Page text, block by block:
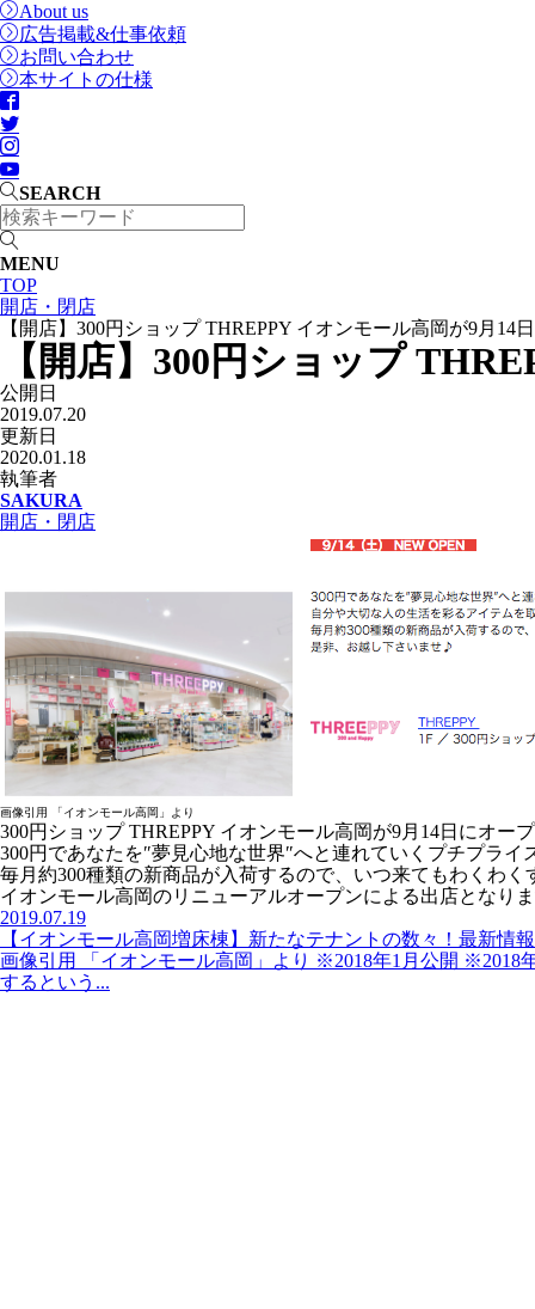
About us
広告掲載&仕事依頼
お問い合わせ
本サイトの仕様
SEARCH
MENU
TOP
開店・閉店
【開店】300円ショップ THREPPY イオンモール高岡が9月14
【開店】300円ショップ
公開日
2019.07.20
更新日
2020.01.18
執筆者
SAKURA
開店・閉店
画像引用 「イオンモール高岡」より
300円ショップ THREPPY イオンモール高岡が9月14日にオープ
300円であなたを″夢見心地な世界″へと連れていくプチプライ
毎月約300種類の新商品が入荷するので、いつ来てもわくわく
イオンモール高岡のリニューアルオープンによる出店となりま
2019.07.19
【イオンモール高岡増床棟】新たなテナントの数々！最新情
画像引用 「イオンモール高岡」より ※2018年1月公開 ※2018
するという...